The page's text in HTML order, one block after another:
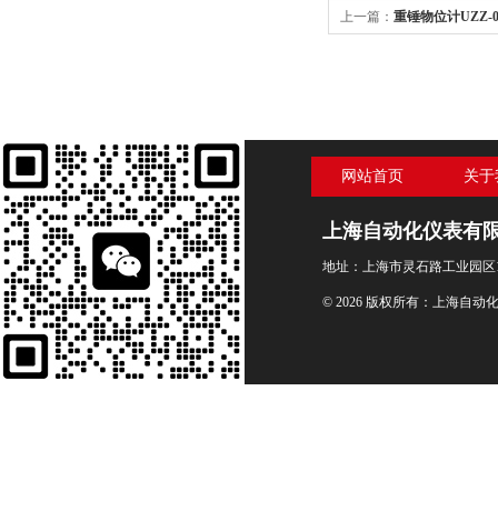
上一篇： 重锤物位计UZZ-
网站首页 关
上海自动化仪表有
地址：上海市灵石路工业园区
© 2026 版权所有：上海自动